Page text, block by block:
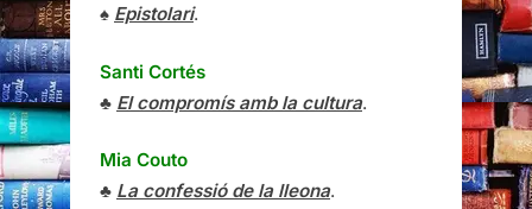
♠ Epistolari.
Santi Cortés
♣ El compromís amb la cultura.
Mia Couto
♣ La confessió de la lleona.